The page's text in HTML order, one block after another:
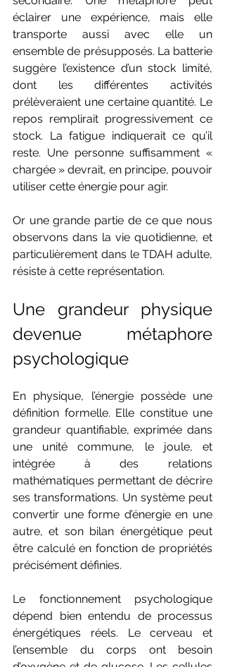
éclairer une expérience, mais elle
transporte aussi avec elle un
ensemble de présupposés. La batterie
suggère l’existence d’un stock limité,
dont les différentes activités
prélèveraient une certaine quantité. Le
repos remplirait progressivement ce
stock. La fatigue indiquerait ce qu’il
reste. Une personne suffisamment «
chargée » devrait, en principe, pouvoir
utiliser cette énergie pour agir.
Or une grande partie de ce que nous
observons dans la vie quotidienne, et
particulièrement dans le TDAH adulte,
résiste à cette représentation.
Une grandeur physique
devenue métaphore
psychologique
En physique, l’énergie possède une
définition formelle. Elle constitue une
grandeur quantifiable, exprimée dans
une unité commune, le joule, et
intégrée à des relations
mathématiques permettant de décrire
ses transformations. Un système peut
convertir une forme d’énergie en une
autre, et son bilan énergétique peut
être calculé en fonction de propriétés
précisément définies.
Le fonctionnement psychologique
dépend bien entendu de processus
énergétiques réels. Le cerveau et
l’ensemble du corps ont besoin